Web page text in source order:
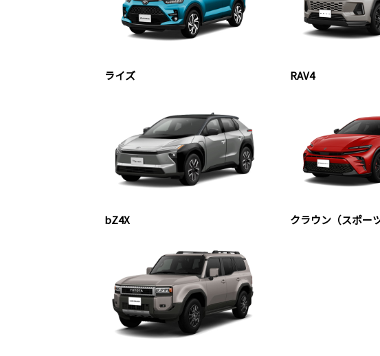
ライズ RAV4
bZ4X クラウン（スポーツ